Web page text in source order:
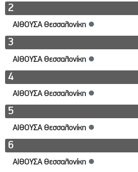
2
ΑΙΘΟΥΣΑ Θεσσαλονίκη ●
3
ΑΙΘΟΥΣΑ Θεσσαλονίκη ●
4
ΑΙΘΟΥΣΑ Θεσσαλονίκη ●
5
ΑΙΘΟΥΣΑ Θεσσαλονίκη ●
6
ΑΙΘΟΥΣΑ Θεσσαλονίκη ●